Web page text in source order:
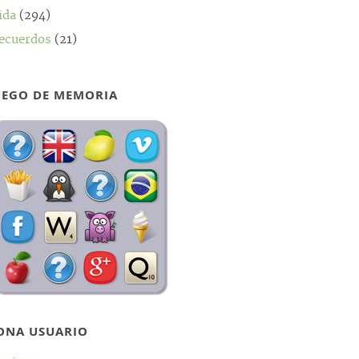
(294)
(21)
DE MEMORIA
USUARIO